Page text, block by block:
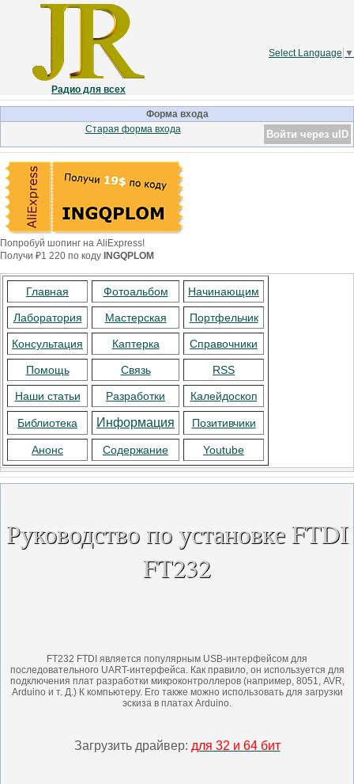
Радио для всех
Select Language ▼
Форма входа
Войти через uID
Старая форма входа
Попробуй шопинг на AliExpress!
Получи ₽1 220 по коду INGQPLOM
Главная Фотоальбом Начинающим
Лаборатория Мастерская Портфельчик
Консультация Каптерка Справочники
Помощь Связь RSS
Наши статьи Разработки Калейдоскоп
Библиотека Информация Позитивчики
Анонс Содержание Youtube
Руководство по установке FTDI
FT232
FT232 FTDI является популярным USB-интерфейсом для
последовательного UART-интерфейса. Как правило, он используется для
подключения плат разработки микроконтроллеров (например, 8051, AVR,
Arduino и т. Д.) К компьютеру. Его также можно использовать для загрузки
эскиза в платах Arduino.
Загрузить драйвер: для 32 и 64 бит